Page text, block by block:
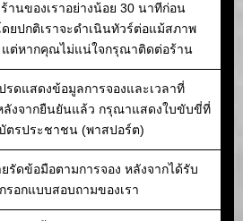
านของเราอย่างน้อย 30 นาทีก่อน
ดยปกติเราจะดำเนินทัวร์ต่อแม้สภาพ
แต่หากคุณไม่แน่ใจกรุณาติดต่อร้าน
รดแสดงข้อมูลการจองและเวลาที่
ลังจากยืนยันแล้ว กรุณาแสดงใบขับขี่ที่
ตรประชาชน (พาสปอร์ต)
ยรัดข้อมือตามการจอง หลังจากได้รับ
อกแบบสอบถามของเรา